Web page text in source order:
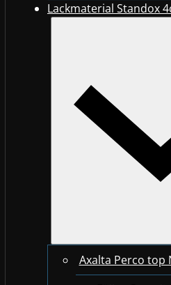
Lackmaterial Standox
Axalta Perco top